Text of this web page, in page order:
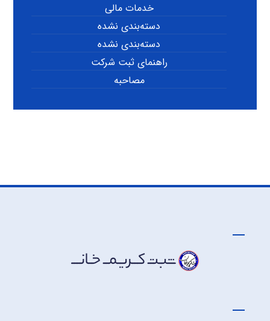
خدمات مالی
دسته‌بندی نشده
دسته‌بندی نشده
راهنمای ثبت شرکت
مصاحبه